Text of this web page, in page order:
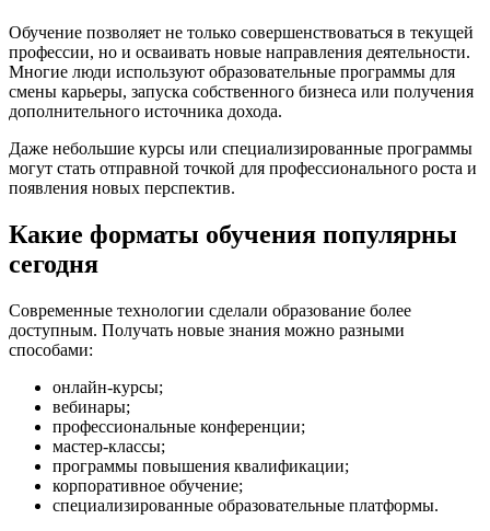
Обучение позволяет не только совершенствоваться в текущей
профессии, но и осваивать новые направления деятельности.
Многие люди используют образовательные программы для
смены карьеры, запуска собственного бизнеса или получения
дополнительного источника дохода.
Даже небольшие курсы или специализированные программы
могут стать отправной точкой для профессионального роста и
появления новых перспектив.
Какие форматы обучения популярны
сегодня
Современные технологии сделали образование более
доступным. Получать новые знания можно разными
способами:
онлайн-курсы;
вебинары;
профессиональные конференции;
мастер-классы;
программы повышения квалификации;
корпоративное обучение;
специализированные образовательные платформы.